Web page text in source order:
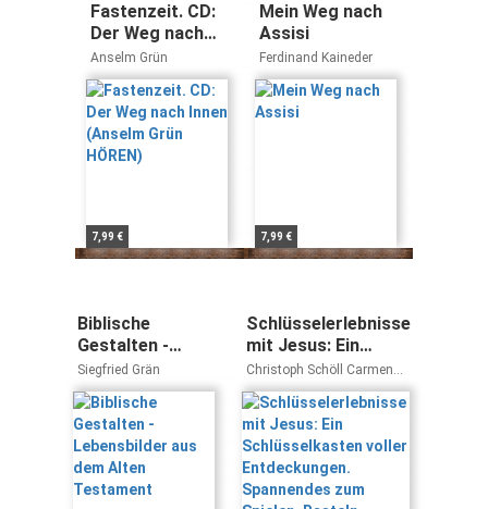
Fastenzeit. CD:
Der Weg nach
Innen (Anselm
Grün HÖREN)
Anselm Grün
7,99 €
Mein Weg nach
Assisi
Ferdinand Kaineder
7,99 €
Biblische
Gestalten -
Lebensbilder aus
dem Alten
Testament
Siegfried Grän
Schlüsselerlebnisse
mit Jesus: Ein
Schlüsselkasten
voller
Entdeckungen.
Spannendes zum
Spielen, Basteln,
Rätseln und
Entdecken
Christoph Schöll Carmen
Schöll